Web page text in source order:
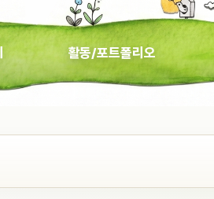
활동/포트폴리오